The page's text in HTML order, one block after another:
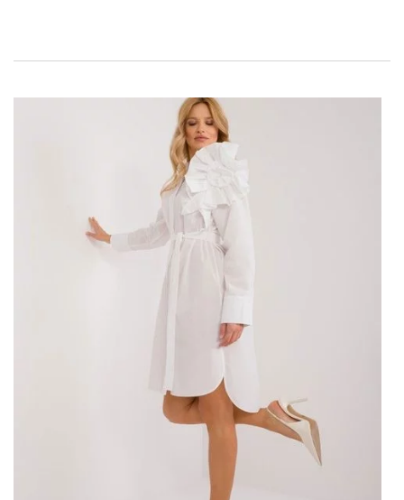
Sukienka wykonana jest z wysokiej jakości materiałów, co
Dodatkowo, jej przemyślany krój podkreśla atuty sylwetki,
jednocześnie zapewniając swobodę ruchów. Pasek w talii
pozwala na dopasowanie sukienki do indywidualnych
potrzeb, co jest kluczowe dla uzyskania idealnego look’u.
Ecru-pomarańczowa midi
sukienka z paskiem – Jak
stylizować?
Ta ekscytująca kombinacja kolorystyczna i klasyczna
długość midi sprawiają, że sukienka jest niezwykle łatwa
do stylizacji. Możesz połączyć ją z eleganckimi botkami i
dużą torebką dla stworzenia ozdobnego, ale
, aby uzyskać bardziej
swobodny i letni wygląd.
Dodając do sukienki kolorowy szal czy biżuterię, możesz
łatwo przekształcić jej wygląd na bardziej wieczorowy lub
specjalny. To pełne możliwości połączenie, które można
zaadaptować do różnych sytuacji i upodobań.